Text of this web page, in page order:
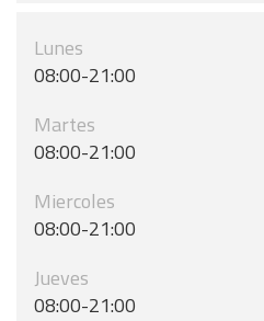
Lunes
08:00-21:00
Martes
08:00-21:00
Miercoles
08:00-21:00
Jueves
08:00-21:00